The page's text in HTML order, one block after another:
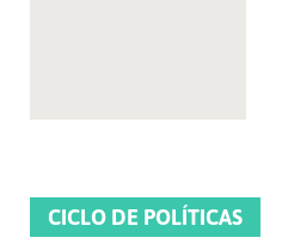
CICLO DE POLÍTICAS